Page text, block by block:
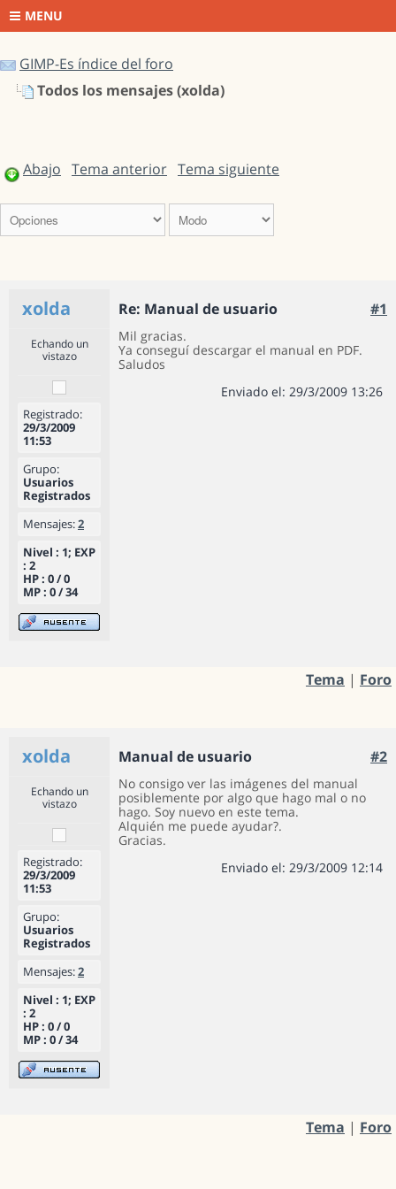
MENU
GIMP-Es índice del foro
Todos los mensajes (xolda)
Abajo Tema anterior Tema siguiente
xolda Re: Manual de usuario #1
Echando un
vistazo
Registrado:
29/3/2009
11:53
Grupo:
Usuarios
Registrados
Mensajes:2
Nivel : 1; EXP
: 2
HP : 0 / 0
MP : 0 / 34
Mil gracias.
Ya conseguí descargar el manual en PDF.
Saludos
Enviado el: 29/3/2009 13:26
Tema | Foro
xolda Manual de usuario #2
Echando un
vistazo
Registrado:
29/3/2009
11:53
Grupo:
Usuarios
Registrados
Mensajes:2
Nivel : 1; EXP
: 2
HP : 0 / 0
MP : 0 / 34
No consigo ver las imágenes del manual
posiblemente por algo que hago mal o no
hago. Soy nuevo en este tema.
Alquién me puede ayudar?.
Gracias.
Enviado el: 29/3/2009 12:14
Tema | Foro